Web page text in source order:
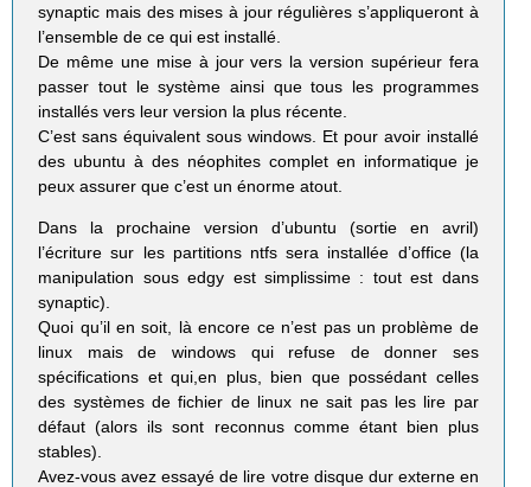
synaptic mais des mises à jour régulières s’appliqueront à
l’ensemble de ce qui est installé.
De même une mise à jour vers la version supérieur fera
passer tout le système ainsi que tous les programmes
installés vers leur version la plus récente.
C’est sans équivalent sous windows. Et pour avoir installé
des ubuntu à des néophites complet en informatique je
peux assurer que c’est un énorme atout.
Dans la prochaine version d’ubuntu (sortie en avril)
l’écriture sur les partitions ntfs sera installée d’office (la
manipulation sous edgy est simplissime : tout est dans
synaptic).
Quoi qu’il en soit, là encore ce n’est pas un problème de
linux mais de windows qui refuse de donner ses
spécifications et qui,en plus, bien que possédant celles
des systèmes de fichier de linux ne sait pas les lire par
défaut (alors ils sont reconnus comme étant bien plus
stables).
Avez-vous avez essayé de lire votre disque dur externe en